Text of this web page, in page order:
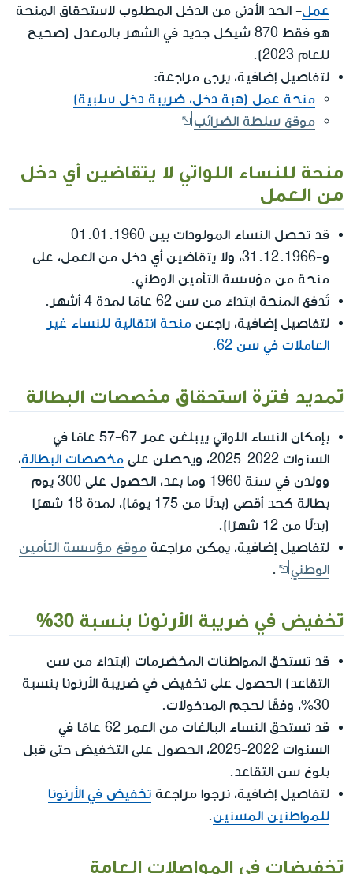
عمل- الحد الأدنى من الدخل المطلوب لاستحقاق المنحة
هو فقط 870 شيكل جديد في الشهر بالمعدل (صحيح
للعام 2023).
لتفاصيل إضافية، يرجى مراجعة:
منحة عمل (هبة دخل، ضريبة دخل سلبية)
موقع سلطة الضرائب
منحة للنساء اللواتي لا يتقاضين أي دخل
من العمل
قد تحصل النساء المولودات بين 01.01.1960
و-31.12.1966، ولا يتقاضين أي دخل من العمل، على
منحة من مؤسسة التأمين الوطني.
تُدفع المنحة ابتداءً من سن 62 عامًا لمدة 4 أشهر.
لتفاصيل إضافية، راجعن منحة انتقالية للنساء غير
العاملات في سن 62
.
تمديد فترة استحقاق مخصصات البطالة
بإمكان النساء اللواتي ييبلغن عمر 67-57 عامًا في
السنوات 2022-2025، ويحصلن على
مخصصات البطالة،
وولدن في سنة 1960 وما بعد، الحصول على 300 يوم
بطالة كحد أقصى (بدلًا من 175 يومًا)، لمدة 18 شهرًا
(بدلًا من 12 شهرًا).
لتفاصيل إضافية، يمكن مراجعة موقع مؤسسة التأمين
الوطني
.
تخفيض في ضريبة الأرنونا بنسبة 30%
قد تستحق المواطنات المخضرمات (ابتداءً من سن
التقاعد) الحصول على تخفيض في ضريبة الأرنونا بنسبة
30%، وفقًا لحجم المدخولات.
قد تستحق النساء البالغات من العمر 62 عامًا في
السنوات 2022-2025، الحصول على التخفيض حتى قبل
بلوغ سن التقاعد.
لتفاصيل إضافية، نرجوا مراجعة تخفيض في الأرنونا
للمواطنين المسنين.
تخفيضات في المواصلات العامة